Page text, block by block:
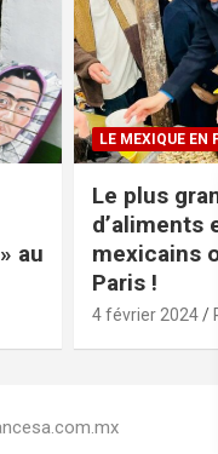
au
LE MEXIQUE EN
Le plus
d’aliments
mexicains
Paris !
4 février 2024